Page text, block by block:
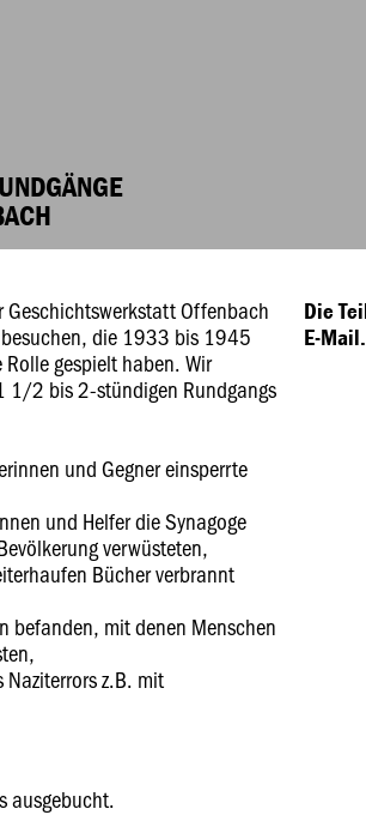
Offenbach
die 1933 bis 1945
gespielt haben. Wir
1/2 bis 2-stündigen Rundgangs
und Gegner einsperrte
und Helfer die Synagoge
verwüsteten,
Bücher verbrannt
befanden, mit denen Menschen
z.B. mit
Die
E-
ausgebucht.